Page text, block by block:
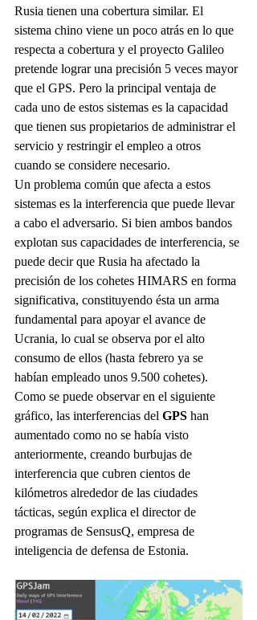
Rusia tienen una cobertura similar. El
sistema chino viene un poco atrás en lo que
respecta a cobertura y el proyecto Galileo
pretende lograr una precisión 5 veces mayor
que el GPS. Pero la principal ventaja de
cada uno de estos sistemas es la capacidad
que tienen sus propietarios de administrar el
servicio y restringir el empleo a otros
cuando se considere necesario.
Un problema común que afecta a estos
sistemas es la interferencia que puede llevar
a cabo el adversario. Si bien ambos bandos
explotan sus capacidades de interferencia, se
puede decir que Rusia ha afectado la
precisión de los cohetes HIMARS en forma
significativa, constituyendo ésta un arma
fundamental para apoyar el avance de
Ucrania, lo cual se observa por el alto
consumo de ellos (hasta febrero ya se
habían empleado unos 9.500 cohetes).
Como se puede observar en el siguiente
gráfico, las interferencias del GPS han
aumentado como no se había visto
anteriormente, creando burbujas de
interferencia que cubren cientos de
kilómetros alrededor de las ciudades
tácticas, según explica el director de
programas de SensusQ, empresa de
inteligencia de defensa de Estonia.